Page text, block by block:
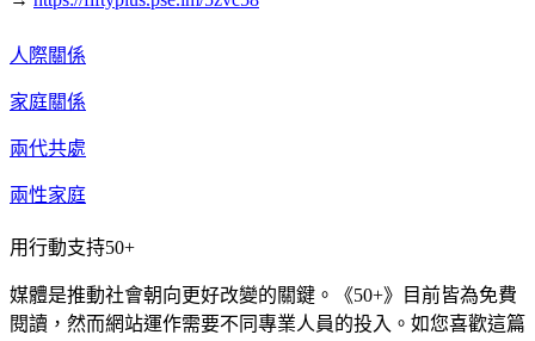
人際關係
家庭關係
兩代共處
兩性家庭
用行動支持50+
媒體是推動社會朝向更好改變的關鍵。《50+》目前皆為免費
閱讀，然而網站運作需要不同專業人員的投入。如您喜歡這篇